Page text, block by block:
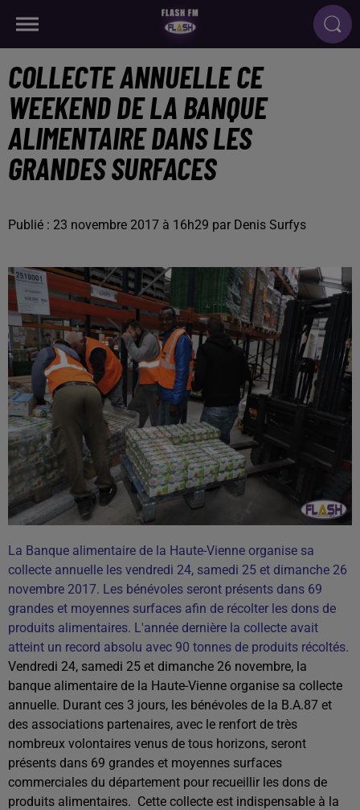
COLLECTE ANNUELLE CE
WEEKEND DE LA BANQUE
ALIMENTAIRE DANS LES
GRANDES SURFACES
Publié : 23 novembre 2017 à 16h29 par Denis Surfys
La Banque alimentaire de la Haute-Vienne organise sa
collecte annuelle les vendredi 24, samedi 25 et dimanche 26
novembre 2017. Les bénévoles seront présents dans 69
grandes et moyennes surfaces afin de récolter les dons de
produits alimentaires. L'année dernière la collecte avait
atteint un record absolu avec 90 tonnes de produits récoltés.
Vendredi 24, samedi 25 et dimanche 26 novembre, la
banque alimentaire de la Haute-Vienne organise sa collecte
annuelle. Durant ces 3 jours, les bénévoles de la B.A.87 et
des associations partenaires, avec le renfort de très
nombreux volontaires venus de tous horizons, seront
présents dans 69 grandes et moyennes surfaces
commerciales du département pour recueillir les dons de
produits alimentaires. Cette collecte est indispensable à la